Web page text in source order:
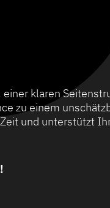
klaren
zu einem
und unterstützt